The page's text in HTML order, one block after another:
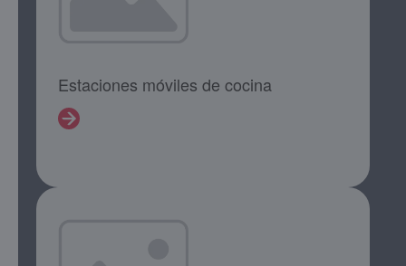
Estaciones móviles de cocina